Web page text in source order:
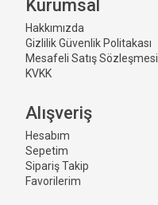
Kurumsal
Hakkımızda
Gizlilik Güvenlik Politakası
Mesafeli Satış Sözleşmesi
KVKK
Alışveriş
Hesabım
Sepetim
Sipariş Takip
Favorilerim